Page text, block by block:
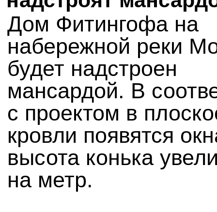
Дом Фитингофа на
набережной реки
будет надстроен
мансардой. В
с проектом в
кровли появятся
высота конька
на метр.